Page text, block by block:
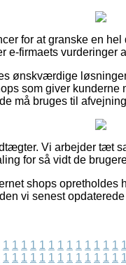
for at granske en
e-firmaets vurderinger
ønskværdige
som giver kunderne
må bruges til
Vi arbejder tæt
for så vidt de
shops opretholdes
vi senest
1 1 1 1 1 1 1 1 1 1 1 1 1 1
1 1 1 1 1 1 1 1 1 1 1 1 1 1